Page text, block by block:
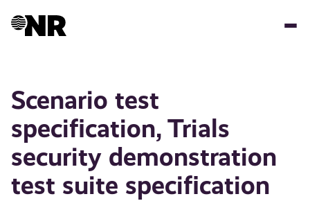
Scenario test
specification, Trials
security demonstration
test suite specification